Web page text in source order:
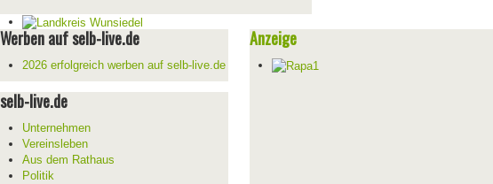
Werben auf selb-live.de
2026 erfolgreich werben auf selb-live.de
selb-live.de
Unternehmen
Vereinsleben
Aus dem Rathaus
Politik
Anzeige